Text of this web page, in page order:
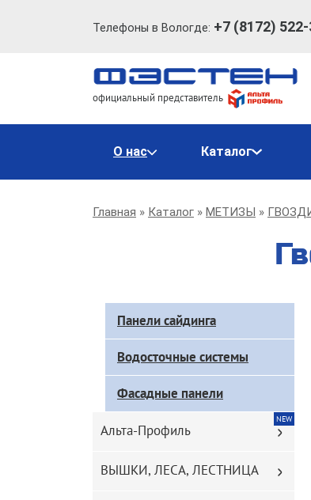
Телефоны в Вологде: +7 (8172)
официальный представитель
Основная
навигация
О нас Каталог
Строка
Главная Каталог МЕТИЗЫ
Доп
меню
каталога
Панели сайдинга
Водосточные системы
Фасадные панели
Альта-Профиль
NEW
ВЫШКИ, ЛЕСА, ЛЕСТНИЦА